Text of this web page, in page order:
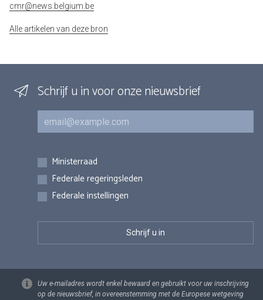
cmr@news.belgium.be
Alle artikelen van deze bron
Schrijf u in voor onze nieuwsbrief
E-mail
Inschrijvingen
Ministerraad
Federale regeringsleden
Federale instellingen
Uw e-mailadres wordt enkel bewaard en gebruikt voor uw inschrijving
op de nieuwsbrief, in overeenstemming met de Europese wetgeving